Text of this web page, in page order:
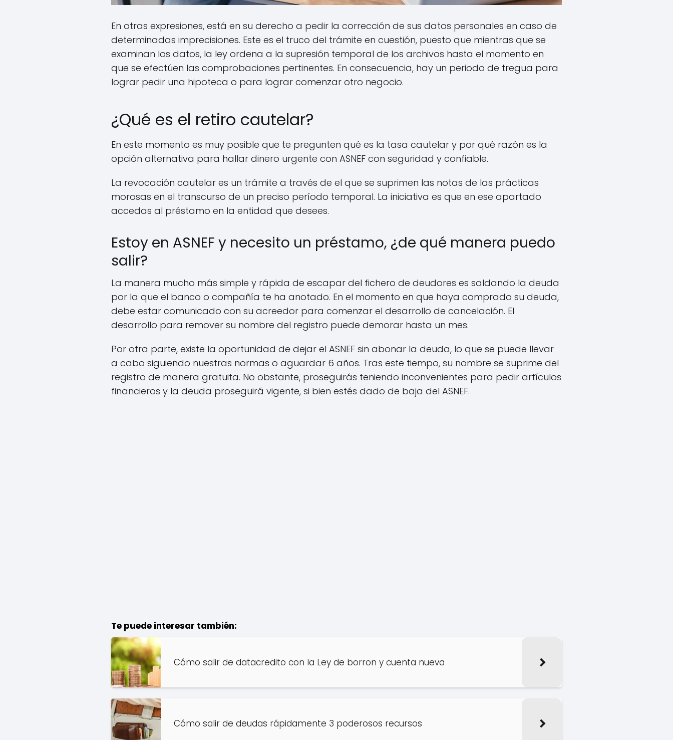
En otras expresiones, está en su derecho a pedir la corrección de sus datos personales en caso de
determinadas imprecisiones. Este es el truco del trámite en cuestión, puesto que mientras que se
examinan los datos, la ley ordena a la supresión temporal de los archivos hasta el momento en
que se efectúen las comprobaciones pertinentes. En consecuencia, hay un periodo de tregua para
lograr pedir una hipoteca o para lograr comenzar otro negocio.
¿Qué es el retiro cautelar?
En este momento es muy posible que te pregunten qué es la tasa cautelar y por qué razón es la
opción alternativa para hallar dinero urgente con ASNEF con seguridad y confiable.
La revocación cautelar es un trámite a través de el que se suprimen las notas de las prácticas
morosas en el transcurso de un preciso período temporal. La iniciativa es que en ese apartado
accedas al préstamo en la entidad que desees.
Estoy en ASNEF y necesito un préstamo, ¿de qué manera puedo
salir?
La manera mucho más simple y rápida de escapar del fichero de deudores es saldando la deuda
por la que el banco o compañía te ha anotado. En el momento en que haya comprado su deuda,
debe estar comunicado con su acreedor para comenzar el desarrollo de cancelación. El
desarrollo para remover su nombre del registro puede demorar hasta un mes.
Por otra parte, existe la oportunidad de dejar el ASNEF sin abonar la deuda, lo que se puede llevar
a cabo siguiendo nuestras normas o aguardar 6 años. Tras este tiempo, su nombre se suprime del
registro de manera gratuita. No obstante, proseguirás teniendo inconvenientes para pedir artículos
financieros y la deuda proseguirá vigente, si bien estés dado de baja del ASNEF.
Te puede interesar también:
Cómo salir de datacredito con la Ley de borron y cuenta nueva
Cómo salir de deudas rápidamente 3 poderosos recursos